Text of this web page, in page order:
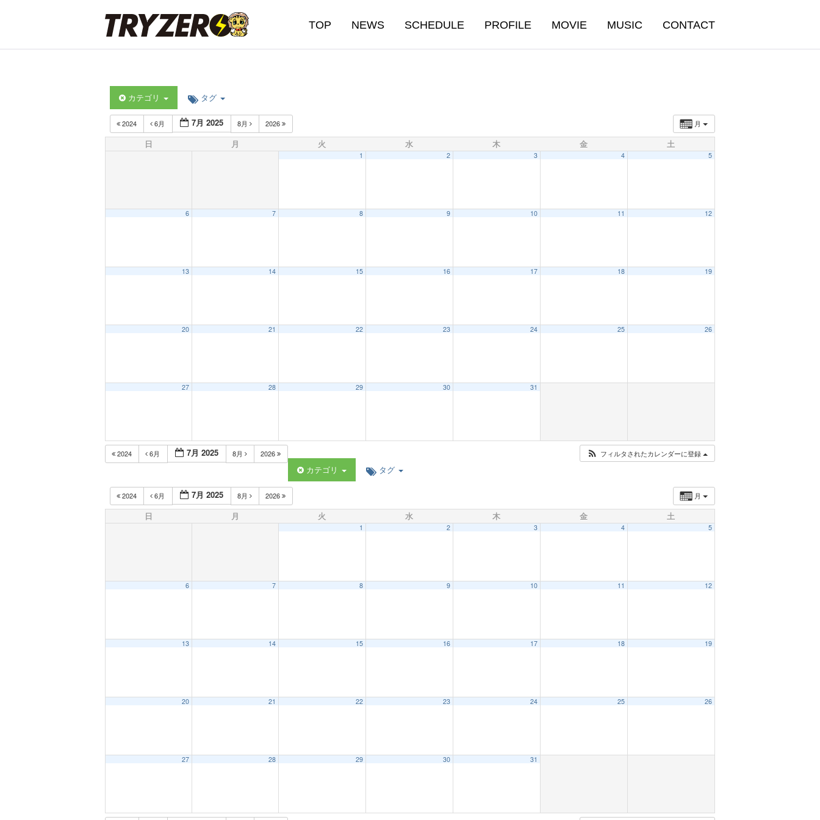
TOP NEWS SCHEDULE PROFILE MOVIE MUSIC CONTACT
カテゴリ タグ
月
2024 6月 7月 2025 8月 2026
日 月 火 水 木 金 土
1 2 3 4 5
6 7 8 9 10 11 12
13 14 15 16 17 18 19
20 21 22 23 24 25 26
27 28 29 30 31
2024 6月 7月 2025 8月 2026 フィルタされたカレンダーに登録
カテゴリ タグ
月
2024 6月 7月 2025 8月 2026
日 月 火 水 木 金 土
1 2 3 4 5
6 7 8 9 10 11 12
13 14 15 16 17 18 19
20 21 22 23 24 25 26
27 28 29 30 31